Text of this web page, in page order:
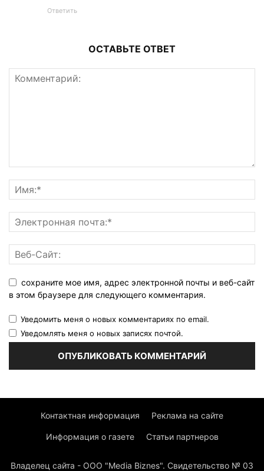
Ответить
ОСТАВЬТЕ ОТВЕТ
сохраните мое имя, адрес электронной почты и веб-сайт
в этом браузере для следующего комментария.
Уведомить меня о новых комментариях по email.
Уведомлять меня о новых записях почтой.
Контактная информация Реклама на сайте
Информация о газете Статьи партнеров
Владелец сайта - ООО "Media Biznes". Свидетельство № 03